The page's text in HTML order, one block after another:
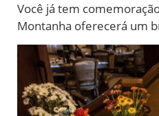
Você já tem
Montanha oferecerá um